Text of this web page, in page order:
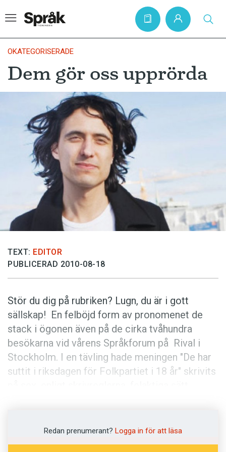
Hem
Krönikor
Språkfrågor
Skrivtips
Bokrecensioner
Kviss
Podden
Anmäl till språkpolisen
Föreslå nyord
Annonsera
Läs Språktidningen digitalt
Press
OKATEGORISERADE
Dem gör oss upprörda
TEXT: EDITOR
PUBLICERAD 2010-08-18
Stör du dig på rubriken? Lugn, du är i gott
sällskap! En felböjd form av pronomenet de
stack i ögonen även på de cirka tvåhundra
besökarna vid vårens Språkforum på Rival i
Stockholm. I en tävling hade meningen "De har
suttit i riksdagen för Folkpartiet i 18 år" skrivits
Dem har suttit i riksdagen ..., var den klart
största dödssynden, medan knappt något huvud
Redan prenumerant? Logga in för att läsa